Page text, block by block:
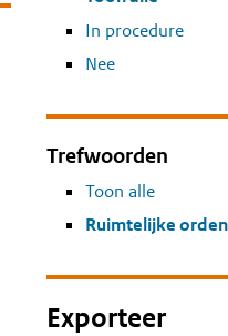
In procedure
Nee
Trefwoorden
Toon alle
Ruimtelijke
Exporteer